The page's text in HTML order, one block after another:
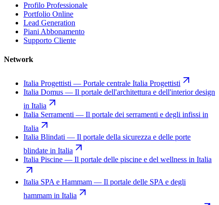
Profilo Professionale
Portfolio Online
Lead Generation
Piani Abbonamento
Supporto Cliente
Network
Italia Progettisti — Portale centrale Italia Progettisti
Italia Domus — Il portale dell'architettura e dell'interior design
in Italia
Italia Serramenti — Il portale dei serramenti e degli infissi in
Italia
Italia Blindati — Il portale della sicurezza e delle porte
blindate in Italia
Italia Piscine — Il portale delle piscine e del wellness in Italia
Italia SPA e Hammam — Il portale delle SPA e degli
hammam in Italia